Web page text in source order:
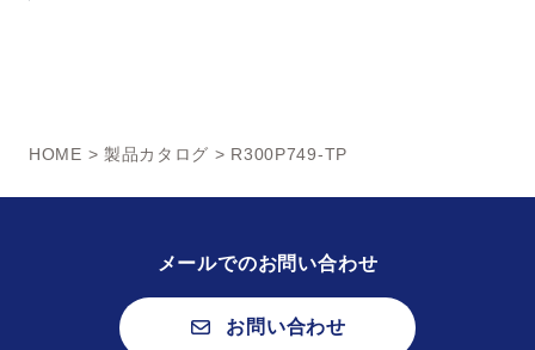
HOME > 製品カタログ > R300P749-TP
メールでのお問い合わせ
お問い合わせ